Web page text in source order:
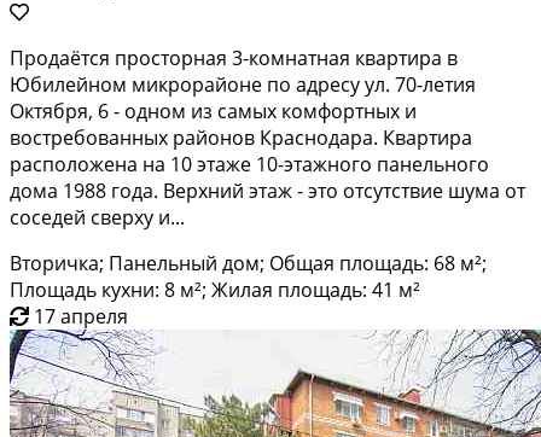
Продаётся просторная 3-комнатная квартира в
Юбилейном микрорайоне по адресу ул. 70-летия
Октября, 6 - одном из самых комфортных и
востребованных районов Краснодара. Квартира
расположена на 10 этаже 10-этажного панельного
дома 1988 года. Верхний этаж - это отсутствие шума от
соседей сверху и...
Вторичка; Панельный дом; Общая площадь: 68 м²;
Площадь кухни: 8 м²; Жилая площадь: 41 м²
17 апреля